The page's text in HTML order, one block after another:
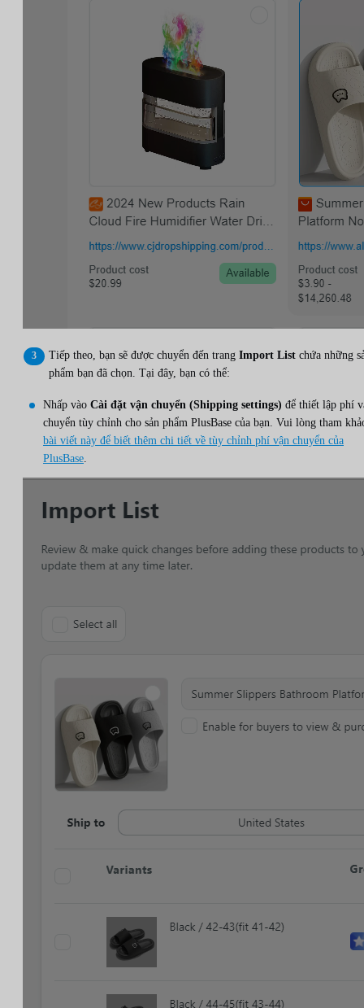
Tiếp theo, bạn sẽ được chuyển đến trang Import List chứa những
phẩm bạn đã chọn. Tại đây, bạn có thể:
Nhấp vào Cài đặt vận chuyển (Shipping settings) để thiết lập phí
chuyển tùy chỉnh cho sản phẩm PlusBase của bạn. Vui lòng tham
bài viết này để biết thêm chi tiết về tùy chỉnh phí vận chuyển của
PlusBase.